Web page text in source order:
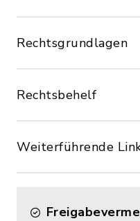
Rechtsgrundlagen
Rechtsbehelf
Weiterführende